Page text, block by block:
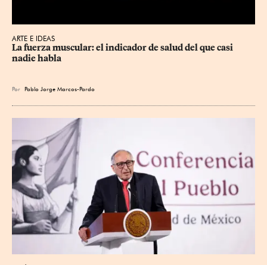
ARTE E IDEAS
La fuerza muscular: el indicador de salud del que casi
nadie habla
Por Pablo Jorge Marcos-Pardo